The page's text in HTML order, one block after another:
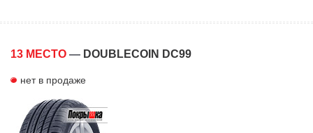
13 МЕСТО — DOUBLECOIN DC99
нет в продаже